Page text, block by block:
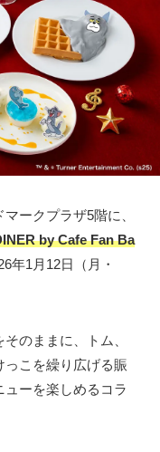
ークプラザ5階に、
by Cafe Fan Ba
年1月12日（月・
のままに、トム、
こを繰り広げる賑
ーを楽しめるコラ